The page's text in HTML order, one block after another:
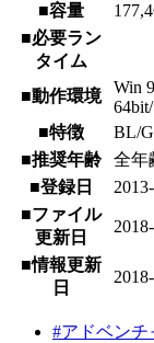
■容量
■必要ラン
タイム
■動作環境
Win
■特徴
BL/
■推奨年齢
全年
■登録日
■ファイル
更新日
■情報更新
日
#アドベンチ